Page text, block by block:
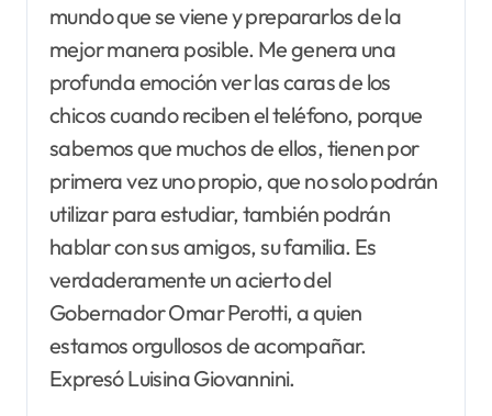
mundo que se viene y prepararlos de la
mejor manera posible. Me genera una
profunda emoción ver las caras de los
chicos cuando reciben el teléfono, porque
sabemos que muchos de ellos, tienen por
primera vez uno propio, que no solo podrán
utilizar para estudiar, también podrán
hablar con sus amigos, su familia. Es
verdaderamente un acierto del
Gobernador Omar Perotti, a quien
estamos orgullosos de acompañar.
Expresó Luisina Giovannini.